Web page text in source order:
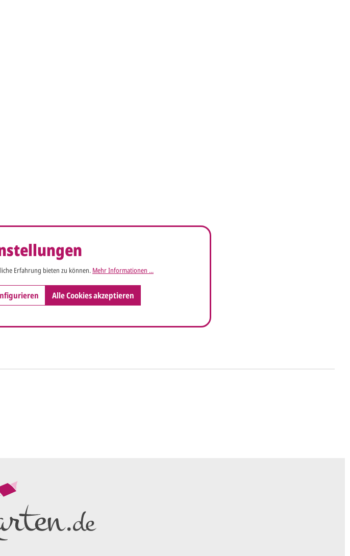
Sie setzen sich mit uns in Verbindung (telefonisch oder per
E-Mail) und besprechen mit uns, was Sie am
Erfahrung bieten zu können. Mehr Informationen ...
Alle Cookies akzeptieren